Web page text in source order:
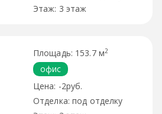
3 этаж
153.7 м2
офис
-2руб.
под отделку